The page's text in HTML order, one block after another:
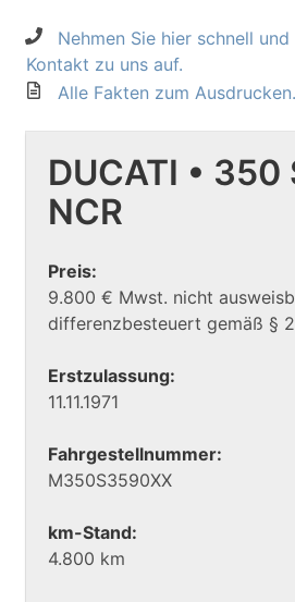
Nehmen Sie hier schnell
Kontakt zu uns auf.
Alle Fakten zum Ausdrucken.
DUCATI • 350
NCR
Preis:
9.800 € Mwst. nicht
differenzbesteuert gemäß §
Erstzulassung:
11.11.1971
Fahrgestellnummer:
M350S3590XX
km-Stand:
4.800 km